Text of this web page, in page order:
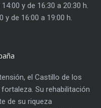
y de 16:30 a 20:30 h.
y de 16:00 a 19:00 h.
el Castillo de los
Su rehabilitación
de su riqueza